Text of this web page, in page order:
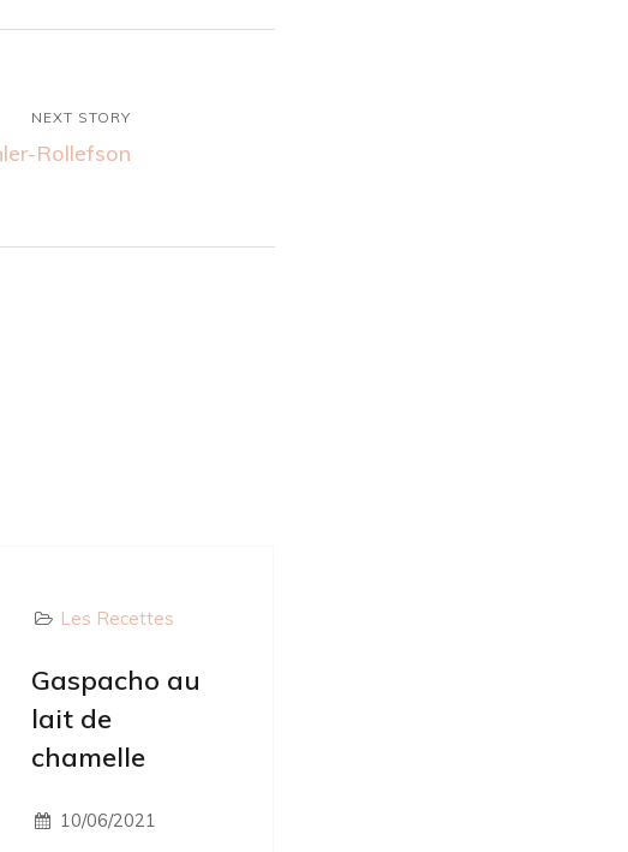
NEXT STORY
Rollefson
Les Recettes
Gaspacho au
lait de
chamelle
10/06/2021